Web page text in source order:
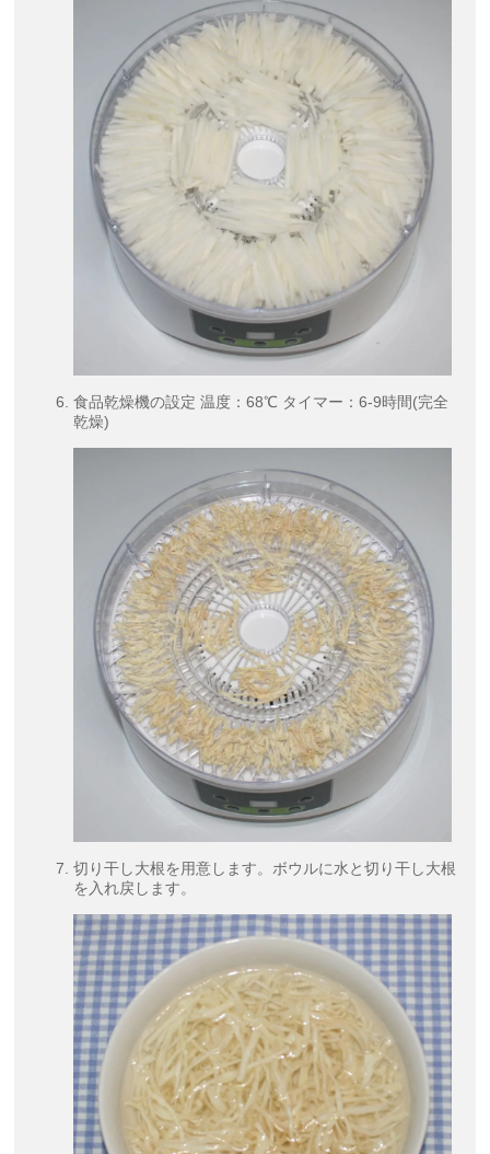
食品乾燥機の設定 温度：68℃ タイマー：6-9時間(完全
乾燥)
切り干し大根を用意します。ボウルに水と切り干し大根
を入れ戻します。